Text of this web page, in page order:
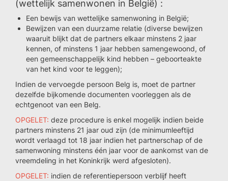
(wettelijk samenwonen in België) :
Een bewijs van wettelijke samenwoning in België;
Bewijzen van een duurzame relatie (diverse bewijzen
waaruit blijkt dat de partners elkaar minstens 2 jaar
kennen, of minstens 1 jaar hebben samengewoond, of
een gemeenschappelijk kind hebben – geboorteakte
van het kind voor te leggen);
Indien de vervoegde persoon Belg is, moet de partner
dezelfde bijkomende documenten voorleggen als de
echtgenoot van een Belg.
OPGELET: deze procedure is enkel mogelijk indien beide
partners minstens 21 jaar oud zijn (de minimumleeftijd
wordt verlaagd tot 18 jaar indien het partnerschap of de
samenwoning minstens één jaar voor de aankomst van de
vreemdeling in het Koninkrijk werd afgesloten).
OPGELET: indien de referentiepersoon verblijf heeft